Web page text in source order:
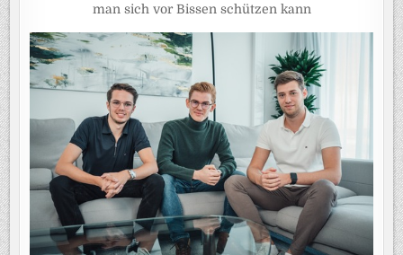
man sich vor Bissen schützen kann